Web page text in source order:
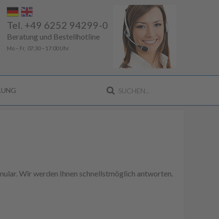
Tel. +49 6252 94299-0
Beratung und Bestellhotline
Mo – Fr, 07:30 – 17:00 Uhr
Wir werden Ihnen schnellstmöglich antworten.